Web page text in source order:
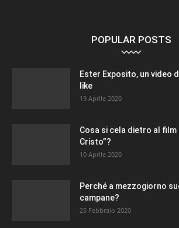
POPULAR POSTS
Ester Exposito, un video
like
19 Aprile 2020
Cosa si cela dietro al film
Cristo”?
10 Aprile 2020
Perché a mezzogiorno
campane?
25 Febbraio 2020